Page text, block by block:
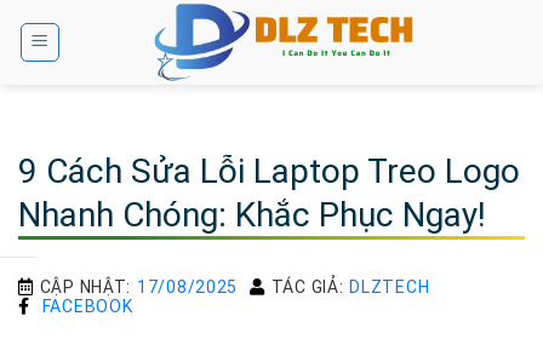
9 Cách Sửa Lỗi Laptop Treo Logo
Nhanh Chóng: Khắc Phục Ngay!
CẬP NHẬT: 17/08/2025 TÁC GIẢ: DLZTECH
FACEBOOK